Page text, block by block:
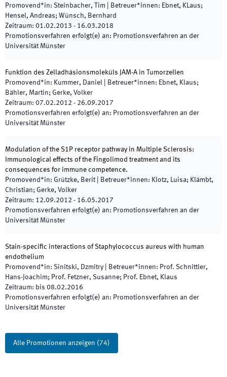
Promovend*in: Steinbacher, Tim Betreuer*innen: Ebnet, KLaus;
Hensel, Andreas; Wünsch, Bernhard
Zeitraum: 01.02.2013 - 16.03.2018
Promotionsverfahren erfolgt(e) an: Promotionsverfahren an der
Universität Münster
Funktion des Zelladhäsionsmoleküls JAM-A in Tumorzellen
Promovend*in: Kummer, Daniel Betreuer*innen: Ebnet, Klaus;
Bähler, Martin; Gerke, Volker
Zeitraum: 07.02.2012 - 26.09.2017
Promotionsverfahren erfolgt(e) an: Promotionsverfahren an der
Universität Münster
Modulation of the S1P receptor pathway in Multiple Sclerosis:
Immunological effects of the Fingolimod treatment and its
consequences for immune competence.
Promovend*in: Grützke, Berit Betreuer*innen: Klotz, Luisa; Klämbt,
Christian; Gerke, Volker
Zeitraum: 12.09.2012 - 16.05.2017
Promotionsverfahren erfolgt(e) an: Promotionsverfahren an der
Universität Münster
Stain-specific interactions of Staphylococcus aureus with human
endothelium
Promovend*in: Sinitski, Dzmitry Betreuer*innen: Prof. Schnittler,
Hans-Joachim; Prof. Fetzner, Susanne; Prof. Ebnet, Klaus
Zeitraum: bis 08.02.2016
Promotionsverfahren erfolgt(e) an: Promotionsverfahren an der
Universität Münster
Alle Promotionen anzeigen (74)